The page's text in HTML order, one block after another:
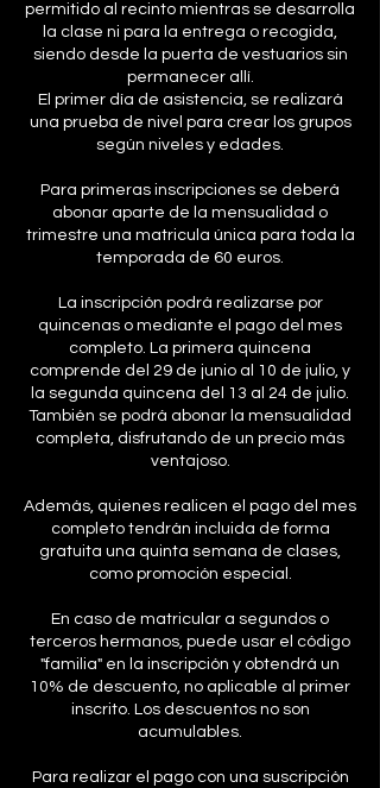
permitido al recinto mientras se desarrolla
la clase ni para la entrega o recogida,
siendo desde la puerta de vestuarios sin
permanecer allí.
El primer día de asistencia, se realizará
una prueba de nivel para crear los grupos
según niveles y edades.
Para primeras inscripciones se deberá
abonar aparte de la mensualidad o
trimestre una matricula única para toda la
temporada de 60 euros.
La inscripción podrá realizarse por
quincenas o mediante el pago del mes
completo. La primera quincena
comprende del 29 de junio al 10 de julio, y
la segunda quincena del 13 al 24 de julio.
También se podrá abonar la mensualidad
completa, disfrutando de un precio más
ventajoso.
Además, quienes realicen el pago del mes
completo tendrán incluida de forma
gratuita una quinta semana de clases,
como promoción especial.
En caso de matricular a segundos o
terceros hermanos, puede usar el código
"familia" en la inscripción y obtendrá un
10% de descuento, no aplicable al primer
inscrito. Los descuentos no son
acumulables.
Para realizar el pago con una suscripción